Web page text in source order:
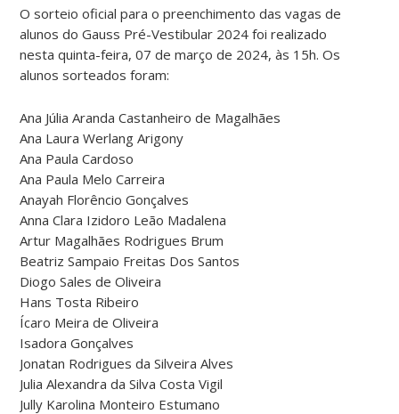
O sorteio oficial para o preenchimento das vagas de
alunos do Gauss Pré-Vestibular 2024 foi realizado
nesta quinta-feira, 07 de março de 2024, às 15h. Os
alunos sorteados foram:
Ana Júlia Aranda Castanheiro de Magalhães
Ana Laura Werlang Arigony
Ana Paula Cardoso
Ana Paula Melo Carreira
Anayah Florêncio Gonçalves
Anna Clara Izidoro Leão Madalena
Artur Magalhães Rodrigues Brum
Beatriz Sampaio Freitas Dos Santos
Diogo Sales de Oliveira
Hans Tosta Ribeiro
Ícaro Meira de Oliveira
Isadora Gonçalves
Jonatan Rodrigues da Silveira Alves
Julia Alexandra da Silva Costa Vigil
Jully Karolina Monteiro Estumano